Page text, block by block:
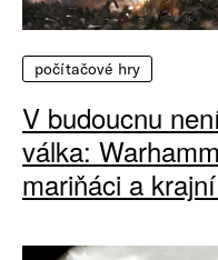
počítačové hry
V budoucnu
válka:
mariňáci a